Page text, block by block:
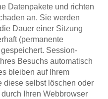
Datenpakete und richten
an. Sie werden
Dauer einer Sitzung
(permanente
Session-
Besuchs automatisch
bleiben auf Ihrem
diese selbst löschen oder
Ihren Webbrowser